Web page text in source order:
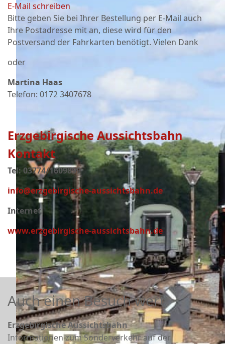
E-Mail schreiben
Bitte geben Sie bei Ihrer Bestellung per E-Mail auch
Ihre Postadresse mit an, diese wird für den
Postversand der Fahrkarten benötigt. Vielen Dank
oder
Martina Haas
Telefon: 0172 3407678
Erzgebirgische Aussichtsbahn
Kontakt
Tel: 03774/1609899
info@erzgebirgische-aussichtsbahn.de
Internet:
www.erzgebirgische-aussichtsbahn.de
Auch einen Besuch wert
Erzgebirgische Aussichtsbahn
Informationen zum Sonderverkehr auf der